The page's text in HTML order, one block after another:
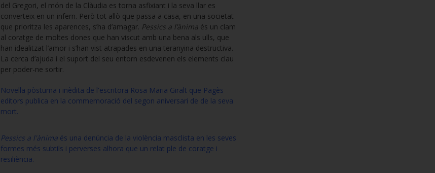
del Gregori, el món de la Clàudia es torna asfixiant i la seva llar es
converteix en un infern. Però tot allò que passa a casa, en una societat
que prioritza les aparences, s’ha d’amagar. Pessics a l’ànima és un clam
al coratge de moltes dones que han viscut amb una bena als ulls, que
han idealitzat l’amor i s’han vist atrapades en una teranyina destructiva.
La cerca d’ajuda i el suport del seu entorn esdevenen els elements clau
per poder-ne sortir.
Novel·la pòstuma i inèdita de l'escritora Rosa Maria Giralt que Pagès
editors publica en la commemoració del segon aniversari de de la seva
mort.
Pessics a l'ànima és una denúncia de la violència masclista en les seves
formes més subtils i perverses alhora que un relat ple de coratge i
resiliència.